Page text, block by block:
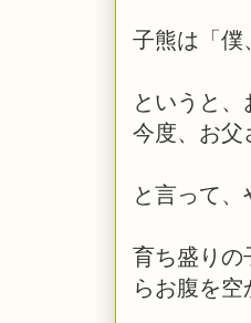
子熊は「僕
というと、
今度、お父
と言って、
育ち盛りの
らお腹を空